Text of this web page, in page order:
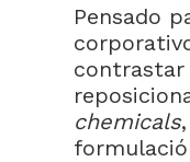
Pensado
contrastar
chemicals